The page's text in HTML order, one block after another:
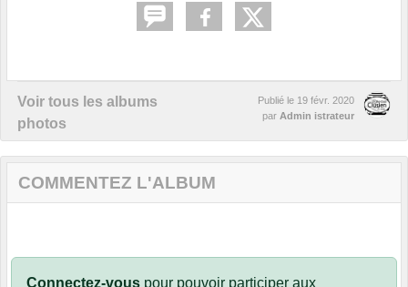
Voir tous les albums
photos
Publié le 19 févr. 2020
par Admin istrateur
COMMENTEZ L'ALBUM
Connectez-vous pour pouvoir participer aux